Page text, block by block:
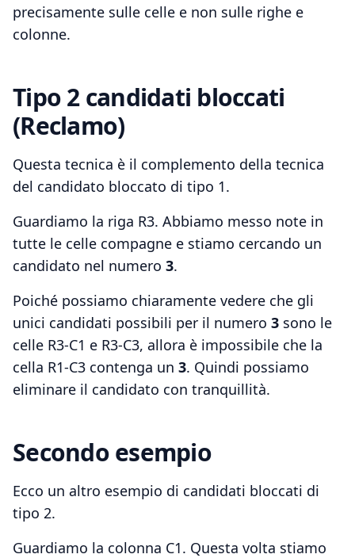
precisamente sulle celle e non sulle righe e
colonne.
Tipo 2 candidati bloccati
(Reclamo)
Questa tecnica è il complemento della tecnica
del candidato bloccato di tipo 1.
Guardiamo la riga R3. Abbiamo messo note in
tutte le celle compagne e stiamo cercando un
candidato nel numero 3.
Poiché possiamo chiaramente vedere che gli
unici candidati possibili per il numero 3 sono le
celle R3-C1 e R3-C3, allora è impossibile che la
cella R1-C3 contenga un 3. Quindi possiamo
eliminare il candidato con tranquillità.
Secondo esempio
Ecco un altro esempio di candidati bloccati di
tipo 2.
Guardiamo la colonna C1. Questa volta stiamo